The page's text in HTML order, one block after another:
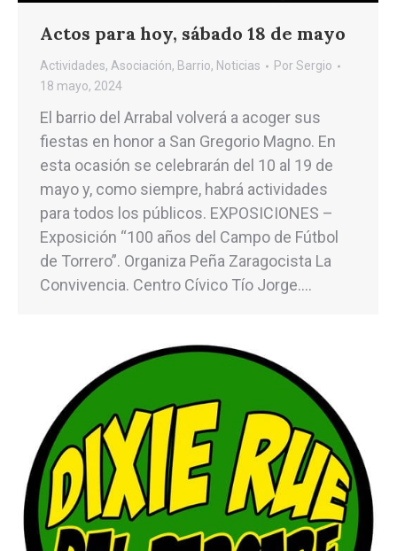
Actos para hoy, sábado 18 de mayo
Actividades, Asociación, Barrio, Noticias PorSergio
18 mayo, 2024
El barrio del Arrabal volverá a acoger sus
fiestas en honor a San Gregorio Magno. En
esta ocasión se celebrarán del 10 al 19 de
mayo y, como siempre, habrá actividades
para todos los públicos. EXPOSICIONES –
Exposición “100 años del Campo de Fútbol
de Torrero”. Organiza Peña Zaragocista La
Convivencia. Centro Cívico Tío Jorge.…